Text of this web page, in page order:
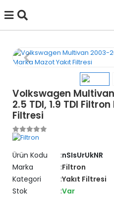
Volkswagen
2.5 TDI, 1.9 TDI
Filtresi
Ürün Kodu
nSIsUrUkNR
Marka
Filtron
Kategori
Yakıt Filtresi
Stok
Var